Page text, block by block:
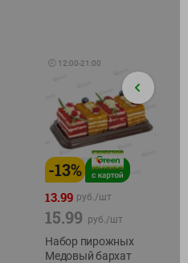
🕘 12:00-21:00
-13%
13.99 руб./шт
15.99 руб./шт
Набор пирожных
Медовый бархат